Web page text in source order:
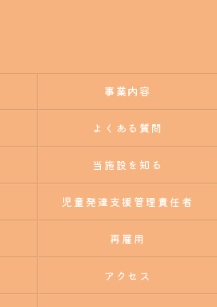
事業内容
よくある質問
当施設を知る
児童発達支援管理責任者
再雇用
アクセス